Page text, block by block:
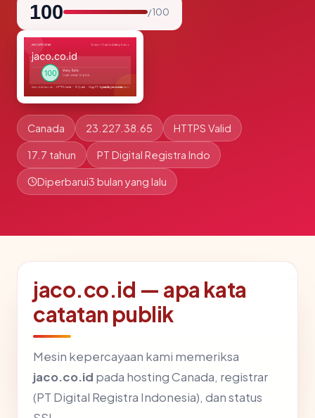
100 / 100
Canada 23.227.38.65 HTTPS Valid
17.7 tahun PT Digital Registra Indo
Diperbarui3 bulan yang lalu
jaco.co.id — apa kata
catatan publik
Mesin kepercayaan kami memeriksa
jaco.co.id pada hosting Canada, registrar
(PT Digital Registra Indonesia), dan status